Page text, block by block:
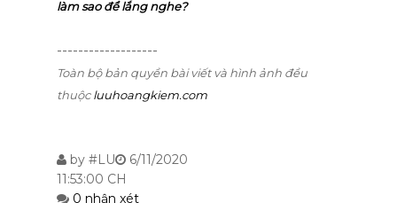
làm sao để lắng nghe?
-------------------
Toàn bộ bản quyền bài viết và hình ảnh đều
thuộcluuhoangkiem.com
by #LU
6/11/2020
11:53:00 CH
0 nhận xét